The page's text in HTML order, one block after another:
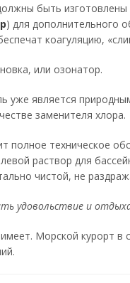
быть изготовлены
) для дополнительного
коагуляцию,
или озонатор.
уже является
заменителя хлора.
полное техническое
раствор для
чистой, не
удовольствие и
Морской курорт